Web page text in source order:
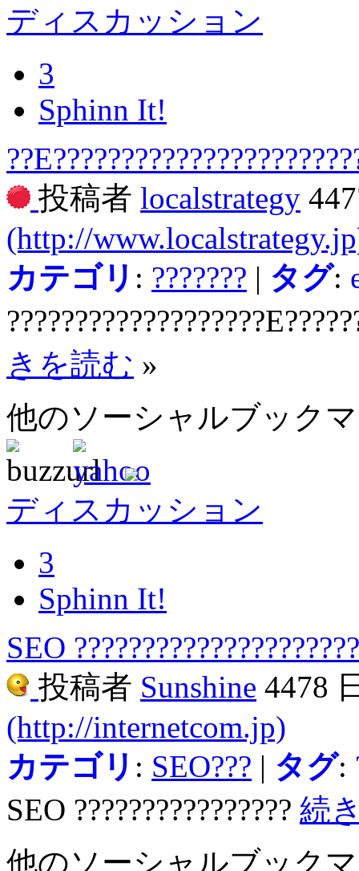
ディスカッション
3
Sphinn It!
投稿者 localstrategy
(http://
カテゴリ : ??????? | タグ:
きを読む »
他のソーシャルブック
ディスカッション
3
Sphinn It!
SEO
投稿者 Sunshine 4478
(http://internetcom.jp)
カテゴリ : SEO??? | タグ:
SEO ???????????????? 続
他のソーシャルブック